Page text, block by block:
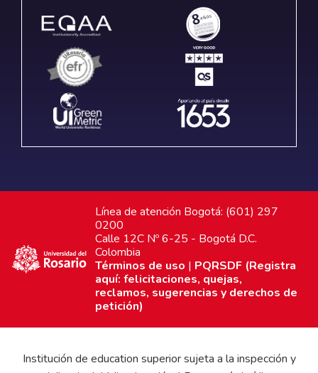
Línea de atención Bogotá: (601) 297
0200
Calle 12C Nº 6-25 - Bogotá D.C.
Colombia
Términos de uso | PQRSDF (Registra
aquí: felicitaciones, quejas,
reclamos, sugerencias y derechos de
petición)
Institución de education superior sujeta a la inspección y